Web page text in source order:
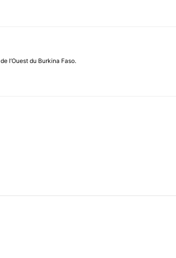
l’Ouest du Burkina Faso.